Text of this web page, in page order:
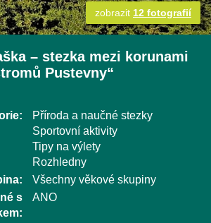
zobrazit 12 fotografií
– stezka mezi korunami
Pustevny“
Příroda a naučné stezky
Sportovní aktivity
Tipy na výlety
Rozhledny
Všechny věkové skupiny
s
ANO